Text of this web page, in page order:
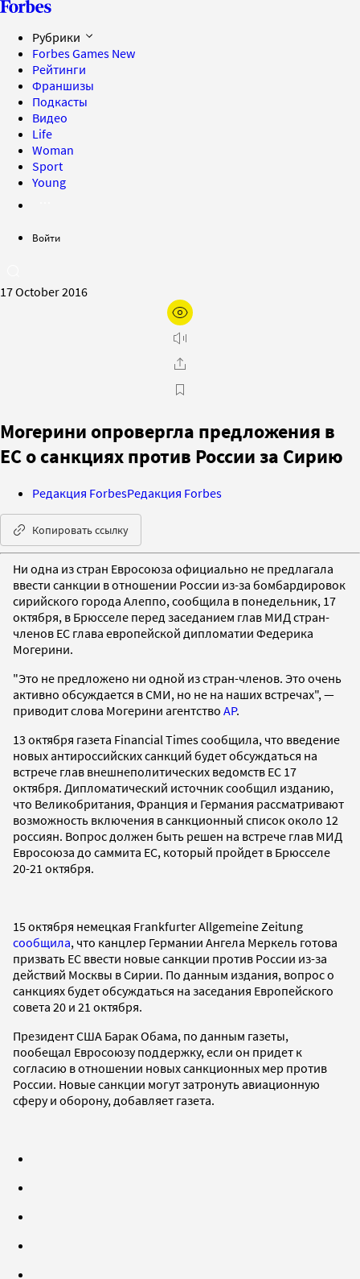
Рубрики
Forbes Games New
Рейтинги
Франшизы
Подкасты
Видео
Life
Woman
Sport
Young
Войти
17 October 2016
Могерини опровергла предложения в
ЕС о санкциях против России за Сирию
Редакция ForbesРедакция Forbes
Копировать ссылку
Ни одна из стран Евросоюза официально не предлагала
ввести санкции в отношении России из-за бомбардировок
сирийского города Алеппо, сообщила в понедельник, 17
октября, в Брюсселе перед заседанием глав МИД стран-
членов ЕС глава европейской дипломатии Федерика
Могерини.
"Это не предложено ни одной из стран-членов. Это очень
активно обсуждается в СМИ, но не на наших встречах", —
приводит слова Могерини агентство AP.
13 октября газета Financial Times сообщила, что введение
новых антироссийских санкций будет обсуждаться на
встрече глав внешнеполитических ведомств ЕС 17
октября. Дипломатический источник сообщил изданию,
что Великобритания, Франция и Германия рассматривают
возможность включения в санкционный список около 12
россиян. Вопрос должен быть решен на встрече глав МИД
Евросоюза до саммита ЕС, который пройдет в Брюсселе
20-21 октября.
15 октября немецкая Frankfurter Allgemeine Zeitung
сообщила, что канцлер Германии Ангела Меркель готова
призвать ЕС ввести новые санкции против России из-за
действий Москвы в Сирии. По данным издания, вопрос о
санкциях будет обсуждаться на заседания Европейского
совета 20 и 21 октября.
Президент США Барак Обама, по данным газеты,
пообещал Евросоюзу поддержку, если он придет к
согласию в отношении новых санкционных мер против
России. Новые санкции могут затронуть авиационную
сферу и оборону, добавляет газета.